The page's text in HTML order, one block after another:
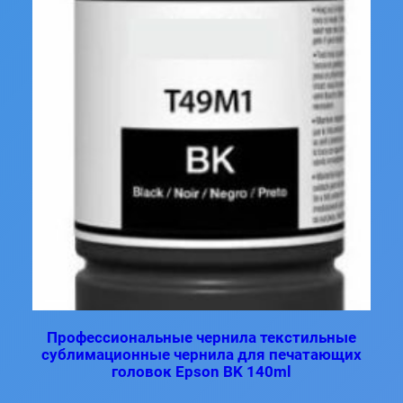
Профессиональные чернила текстильные
сублимационные чернила для печатающих
головок Epson BK 140ml